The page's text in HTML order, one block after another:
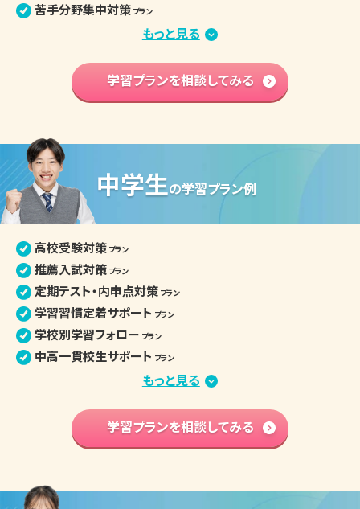
苦手分野集中対策 プラン
定期テスト・評定対策プラン
部活との両立 プラン
学習内容 基礎固め プラン
高校入学準備 プラン
高校生の個別指導詳細
もっと見る
学習プランを相談してみる
中学生の学習プラン例
高校受験対策 プラン
推薦入試対策 プラン
定期テスト・内申点対策 プラン
学習習慣定着サポート プラン
学校別学習フォロー プラン
中高一貫校生サポート プラン
学習内容 基礎固め プラン
英語資格検定対策 プラン
高校学習先取り プラン
もっと見る
学習プランを相談してみる